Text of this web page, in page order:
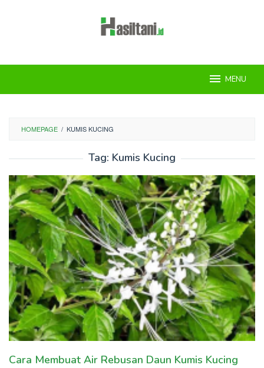
MENU
HOMEPAGE / KUMIS KUCING
Tag: Kumis Kucing
Cara Membuat Air Rebusan Daun Kumis Kucing